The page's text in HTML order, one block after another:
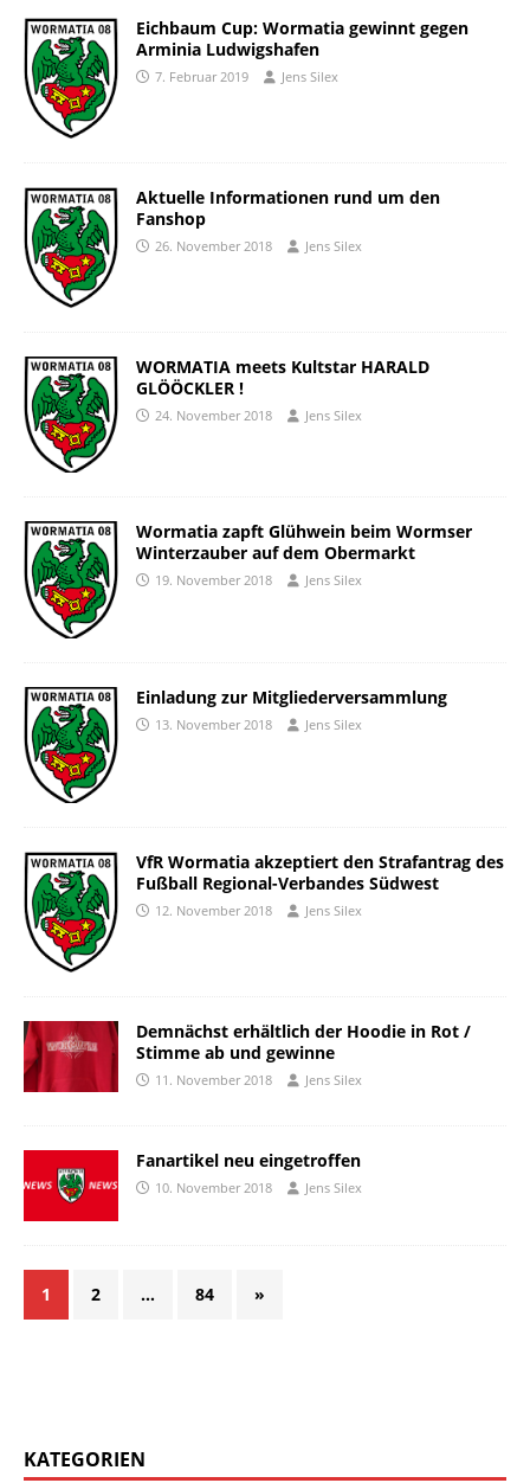
Eichbaum Cup: Wormatia gewinnt gegen
Arminia Ludwigshafen
7. Februar 2019 Jens Silex
Aktuelle Informationen rund um den
Fanshop
26. November 2018 Jens Silex
WORMATIA meets Kultstar HARALD
GLÖÖCKLER !
24. November 2018 Jens Silex
Wormatia zapft Glühwein beim Wormser
Winterzauber auf dem Obermarkt
19. November 2018 Jens Silex
Einladung zur Mitgliederversammlung
13. November 2018 Jens Silex
VfR Wormatia akzeptiert den Strafantrag des
Fußball Regional-Verbandes Südwest
12. November 2018 Jens Silex
Demnächst erhältlich der Hoodie in Rot /
Stimme ab und gewinne
11. November 2018 Jens Silex
Fanartikel neu eingetroffen
10. November 2018 Jens Silex
1 2 … 84 »
KATEGORIEN